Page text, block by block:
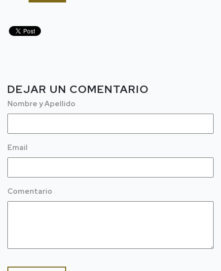
DEJAR UN COMENTARIO
Nombre y Apellido
Email
Comentario